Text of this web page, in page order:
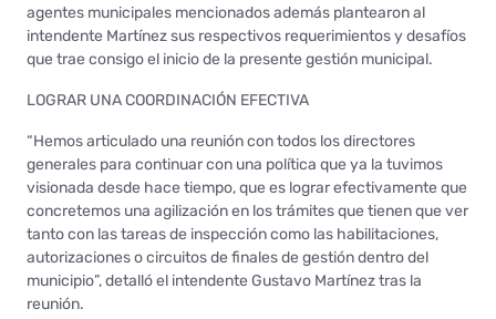
agentes municipales mencionados además plantearon al
intendente Martínez sus respectivos requerimientos y desafíos
que trae consigo el inicio de la presente gestión municipal.
LOGRAR UNA COORDINACIÓN EFECTIVA
“Hemos articulado una reunión con todos los directores
generales para continuar con una política que ya la tuvimos
visionada desde hace tiempo, que es lograr efectivamente que
concretemos una agilización en los trámites que tienen que ver
tanto con las tareas de inspección como las habilitaciones,
autorizaciones o circuitos de finales de gestión dentro del
municipio”, detalló el intendente Gustavo Martínez tras la
reunión.